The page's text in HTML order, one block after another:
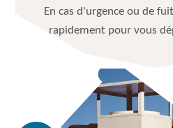
En cas d'urgence ou de
rapidement pour vous